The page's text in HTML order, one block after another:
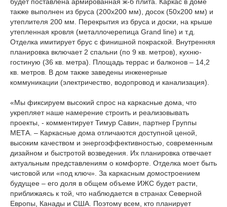
также выполнен из бруса (200х200 мм), досок (50х200 мм) и
утеплителя 200 мм. Перекрытия из бруса и доски, на крыше
утепленная кровля (металлочерепица Grand line) и т.д.
Отделка имитирует брус с финишной покраской. Внутренняя
планировка включает 2 спальни (по 9 кв. метров), кухню-
гостиную (36 кв. метра). Площадь террас и балконов – 14,2
кв. метров. В дом также заведены инженерные
коммуникации (электричество, водопровод и канализация).
«Мы фиксируем высокий спрос на каркасные дома, что
укрепляет наше намерение строить и реализовывать
проекты, - комментирует Тимур Савин, партнер Группы
МЕТА. – Каркасные дома отличаются доступной ценой,
высоким качеством и энергоэффективностью, современным
дизайном и быстротой возведения. Их планировка отвечает
актуальным представлениям о комфорте. Отделка моет быть
чистовой или «под ключ». За каркасным домостроением
будущее – его доля в общем объеме ИЖС будет расти,
приближаясь к той, что наблюдается в странах Северной
Европы, Канады и США. Поэтому всем, кто планирует